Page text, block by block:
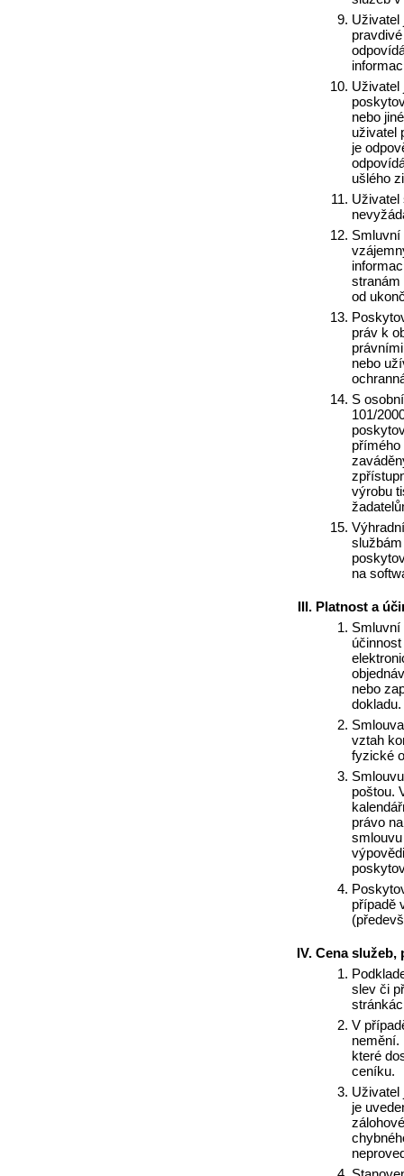
Uživatel
Uživatel
nebo
uživatel
je
ušlého
Uživatel
Smluvní
stranám
od
práv k
nebo
S
101/
výrobu
na
Platnost a
Smluvní
nebo
dokladu.
vztah
fyzické
poštou.
právo
případě
Cena služeb,
slev či
V
nemění.
které
ceníku.
Uživatel
je